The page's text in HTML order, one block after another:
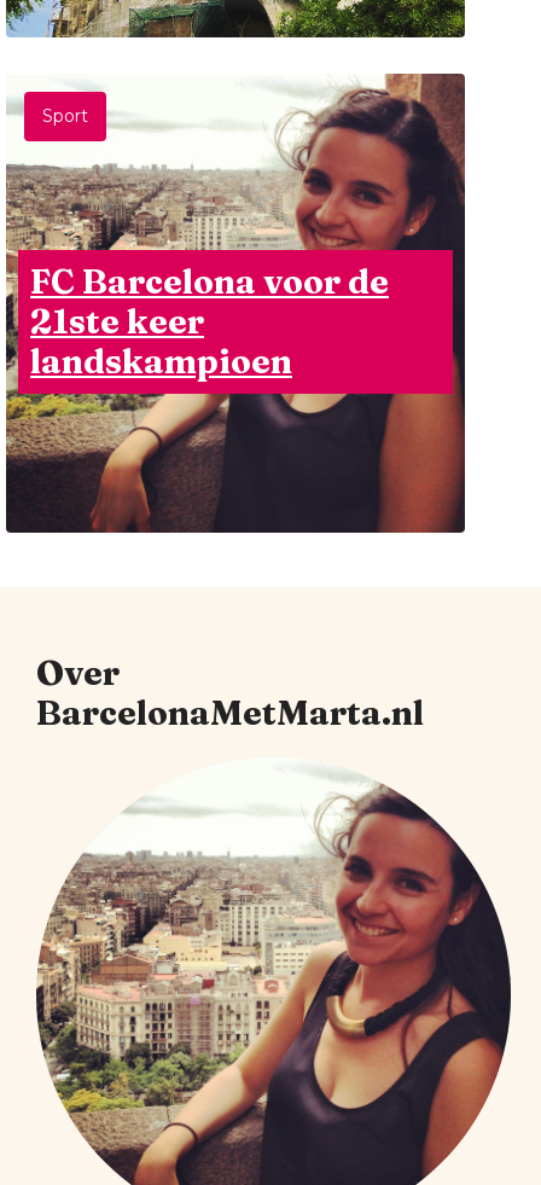
Sport
FC Barcelona voor de
21ste keer
landskampioen
Over
BarcelonaMetMarta.nl